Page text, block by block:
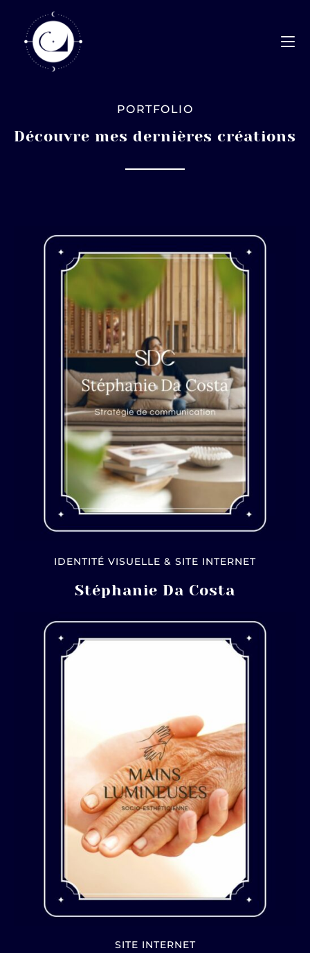
PORTFOLIO
Découvre mes dernières créations
IDENTITÉ VISUELLE & SITE INTERNET
Stéphanie Da Costa
SITE INTERNET